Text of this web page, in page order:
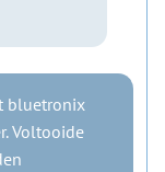
bluetronix
Voltooide